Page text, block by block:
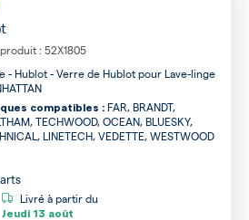
: 52X1805
- Hublot - Verre de Hublot pour Lave-linge
compatibles : FAR, BRANDT,
TECHWOOD, OCEAN, BLUESKY,
LINETECH, VEDETTE, WESTWOOD
Livré à partir du
Jeudi 13 août